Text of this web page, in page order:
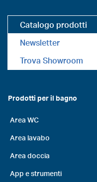
Catalogo prodotti
Newsletter
Trova Showroom
Prodotti per il bagno
Area WC
Area lavabo
Area doccia
App e strumenti